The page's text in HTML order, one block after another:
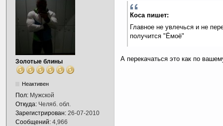
Золотые блины
Неактивен
Пол: Мужской
Откуда: Челяб. обл.
Зарегистрирован: 26-07-2010
Сообщений: 4,966
Коса пишет:
Главное не увлечься и не
получится "Ёмоё"
А перекачаться это как по